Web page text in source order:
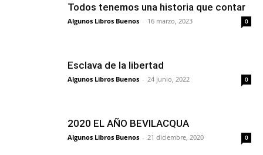
Todos tenemos una historia que contar
Algunos Libros Buenos - 16 marzo, 2023 0
Esclava de la libertad
Algunos Libros Buenos - 24 junio, 2022 0
2020 EL AÑO BEVILACQUA
Algunos Libros Buenos - 21 diciembre, 2020 0